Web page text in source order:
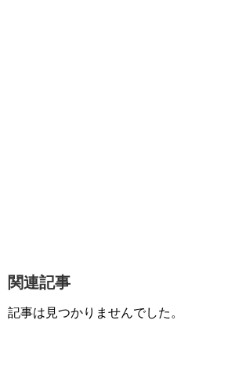
関連記事
記事は見つかりませんでした。